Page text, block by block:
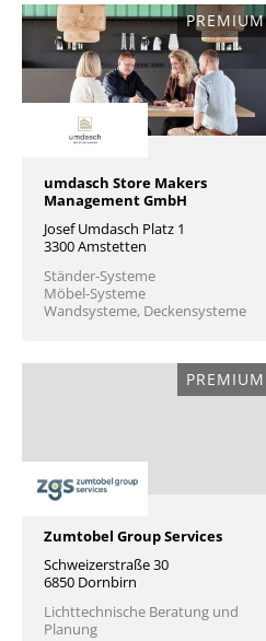
PREMIUM
umdasch Store Makers
Management GmbH
Josef Umdasch Platz 1
3300 Amstetten
Ständer-Systeme
Möbel-Systeme
Wandsysteme, Deckensysteme
PREMIUM
Zumtobel Group Services
Schweizerstraße 30
6850 Dornbirn
Lichttechnische Beratung und
Planung